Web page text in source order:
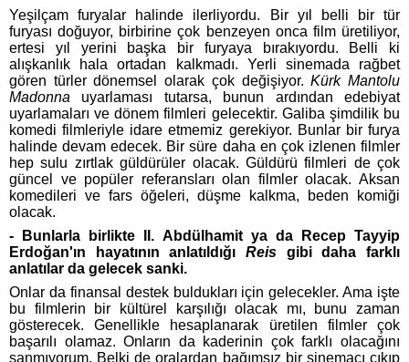
Yeşilçam furyalar halinde ilerliyordu. Bir yıl belli bir tür
furyası doğuyor, birbirine çok benzeyen onca film üretiliyor,
ertesi yıl yerini başka bir furyaya bırakıyordu. Belli ki
alışkanlık hala ortadan kalkmadı. Yerli sinemada rağbet
gören türler dönemsel olarak çok değişiyor.Kürk Mantolu
Madonna uyarlaması tutarsa, bunun ardından edebiyat
uyarlamaları ve dönem filmleri gelecektir. Galiba şimdilik bu
komedi filmleriyle idare etmemiz gerekiyor. Bunlar bir furya
halinde devam edecek. Bir süre daha en çok izlenen filmler
hep sulu zırtlak güldürüler olacak. Güldürü filmleri de çok
güncel ve popüler referansları olan filmler olacak. Aksan
komedileri ve fars öğeleri, düşme kalkma, beden komiği
olacak.
- Bunlarla birlikte II. Abdülhamit ya da Recep Tayyip
Erdoğan'ın hayatının anlatıldığı Reis gibi daha farklı
anlatılar da gelecek sanki.
Onlar da finansal destek buldukları için gelecekler. Ama işte
bu filmlerin bir kültürel karşılığı olacak mı, bunu zaman
gösterecek. Genellikle hesaplanarak üretilen filmler çok
başarılı olamaz. Onların da kaderinin çok farklı olacağını
sanmıyorum. Belki de oralardan bağımsız bir sinemacı çıkıp